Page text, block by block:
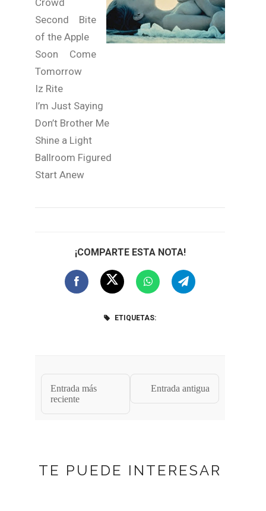
Crowd
Second Bite
of the Apple
Soon Come
Tomorrow
Iz Rite
I’m Just Saying
Don’t Brother Me
Shine a Light
Ballroom Figured
Start Anew
¡COMPARTE ESTA NOTA!
ETIQUETAS:
Entrada más
reciente
Entrada antigua
TE PUEDE INTERESAR